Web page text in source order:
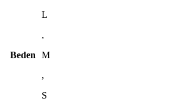
Beden
L
,
M
,
S